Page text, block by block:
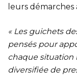
leurs démarches
« Les guichets
pensés pour
chaque situation
diversifiée de